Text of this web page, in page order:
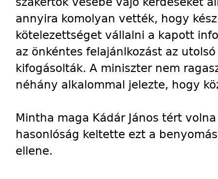
annyira komolyan vették, hogy
kötelezettséget vállalni a kapott
az önkéntes felajánlkozást az
kifogásolták. A miniszter nem
néhány alkalommal jelezte, hogy
Mintha maga Kádár János tért
hasonlóság keltette ezt a
ellene.